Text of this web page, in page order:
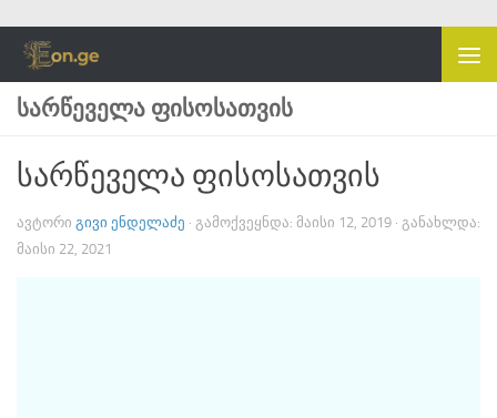
Skip to content
ᲡᲐᲠᲬᲔᲕᲔᲚᲐ ᲤᲘᲡᲝᲡᲐᲗᲕᲘᲡ
სარწეველა ფისოსათვის
ᲐᲕᲢᲝᲠᲘ ᲒᲘᲕᲘ ᲔᲜᲓᲔᲚᲐᲫᲔ · ᲒᲐᲛᲝᲥᲕᲔᲧᲜᲓᲐ: ᲛᲐᲘᲡᲘ 12, 2019 · ᲒᲐᲜᲐᲮᲚᲓᲐ:
ᲛᲐᲘᲡᲘ 22, 2021